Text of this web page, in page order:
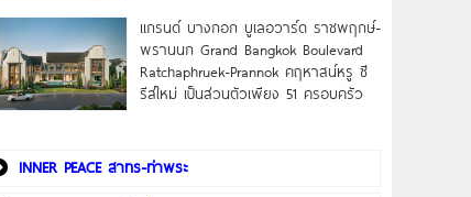
แกรนด์ บางกอก บูเลอวาร์ด ราชพฤกษ์-
พรานนก Grand Bangkok Boulevard
Ratchaphruek-Prannok คฤหาสน์หรู ซี
รีส์ใหม่ เป็นส่วนตัวเพียง 51 ครอบครัว
INNER PEACE สาทร-ท่าพระ